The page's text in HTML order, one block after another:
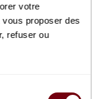
votre
proposer des
refuser ou
du 9 janvier